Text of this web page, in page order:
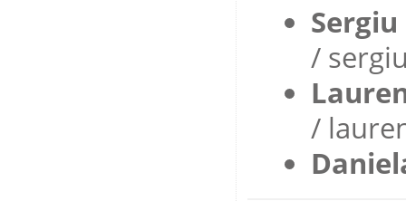
/
/